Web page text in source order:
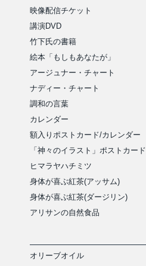
映像配信チケット
講演DVD
竹下氏の書籍
絵本「もしもあなたが」
アージュナー・チャート
ナディー・チャート
調和の言葉
カレンダー
額入りポストカード/カレンダー
「神々のイラスト」ポストカード
ヒマラヤハチミツ
身体が喜ぶ紅茶(アッサム)
身体が喜ぶ紅茶(ダージリン)
アリサンの自然食品
オリーブオイル